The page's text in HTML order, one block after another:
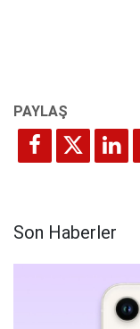
Son Haberler